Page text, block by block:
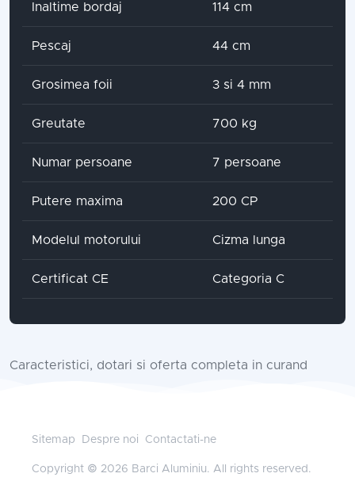
Inaltime bordaj 114 cm
Pescaj 44 cm
Grosimea foii 3 si 4 mm
Greutate 700 kg
Numar persoane 7 persoane
Putere maxima 200 CP
Modelul motorului Cizma lunga
Certificat CE Categoria C
Caracteristici, dotari si oferta completa in curand
Sitemap Despre noi Contactati-ne
Copyright © 2026 Barci Aluminiu. All rights reserved.